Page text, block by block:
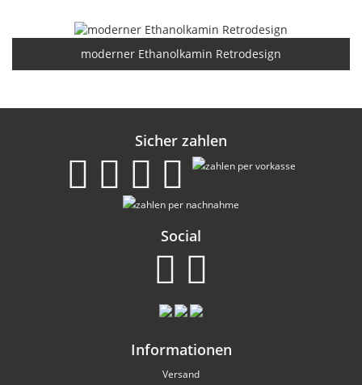
moderner Ethanolkamin Retrodesign
Sicher zahlen
Social
Informationen
Versand